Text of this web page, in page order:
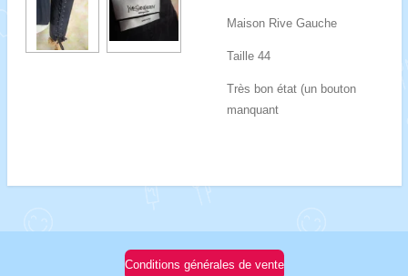
Maison Rive Gauche
Taille 44
Très bon état (un bouton
manquant
Conditions générales de vente